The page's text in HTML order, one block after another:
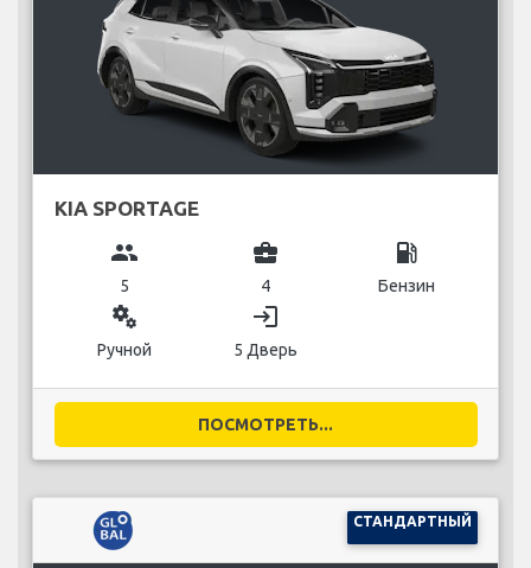
KIA SPORTAGE
group
5
business_center
4
local_gas_station
Бензин
miscellaneous_services
Ручной
login
5 Дверь
ПОСМОТРЕТЬ...
СТАНДАРТНЫЙ